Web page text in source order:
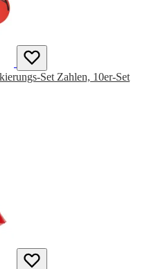
Set Zahlen, 10er-Set